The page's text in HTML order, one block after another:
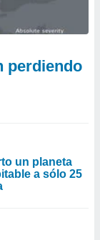
perdiendo
un planeta
a sólo 25